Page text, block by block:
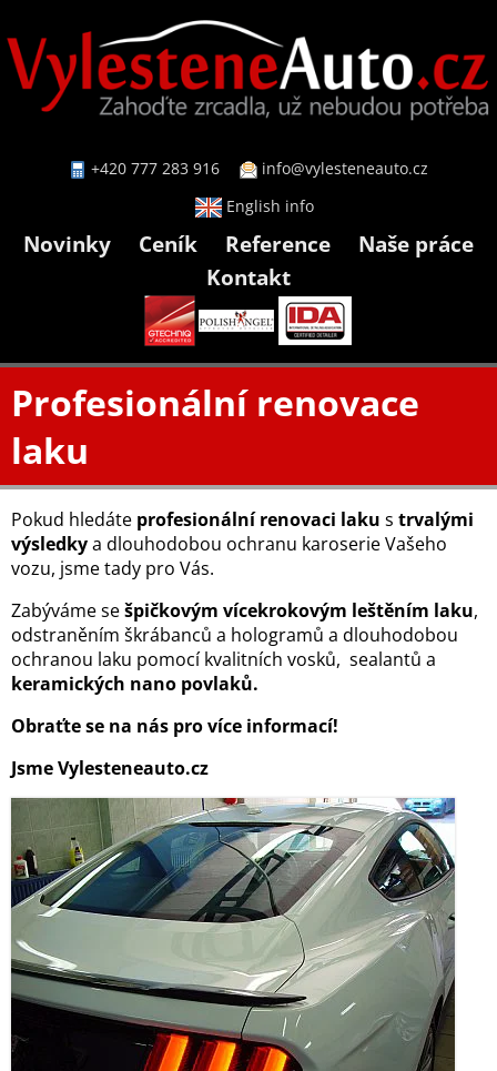
+420 777 283 916
info@vylesteneauto.cz
English info
Novinky Ceník Reference
Naše práce
Kontakt
Profesionální renovace
laku
Pokud hledáte profesionální renovaci laku s trvalými
výsledkya dlouhodobou ochranu karoserie Vašeho
vozu, jsme tady pro Vás.
Zabýváme sešpičkovým vícekrokovým leštěním laku,
odstraněním škrábanců a hologramů a dlouhodobou
ochranou laku pomocí kvalitních vosků, sealantů a
keramických nano povlaků.
Obraťte se na nás pro více informací!
Jsme Vylesteneauto.cz